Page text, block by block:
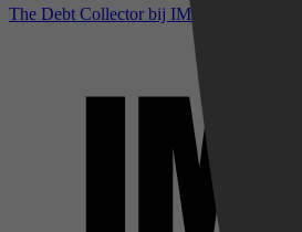
The Debt Collector bij IMDb